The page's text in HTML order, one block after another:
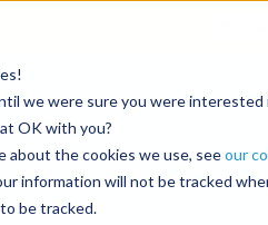
we were sure you were
OK with you?
about the cookies we use, seeour
information will not be tracked
be tracked.